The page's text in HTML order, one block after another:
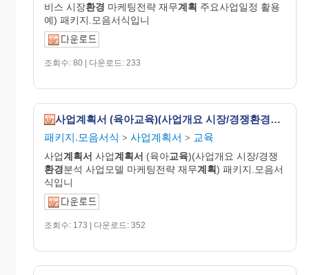
비스 시장환경 마케팅전략 재무계획 주요사업일정 활용
예) 패키지.모음서식입니
조회수: 80 | 다운로드: 233
사업계획서 (육아교육)(사업개요 시장/경쟁환경분석 사업모델 마케팅전략 재무계획)
패키지.모음서식 > 사업계획서 > 교육
사업계획서 사업계획서 (육아교육)(사업개요 시장/경쟁
환경분석 사업모델 마케팅전략 재무계획) 패키지.모음서
식입니
조회수: 173 | 다운로드: 352